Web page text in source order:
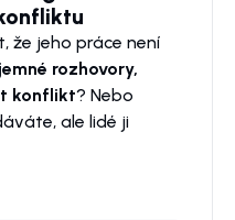
že jeho práce není
rozhovory,
konflikt? Nebo
ale lidé ji